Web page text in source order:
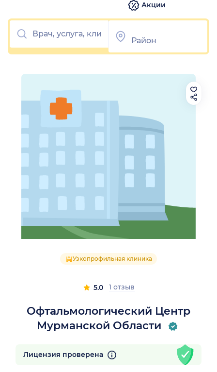
Акции
Офтальмологический Центр
Мурманской Области
Узкопрофильная клиника
5.0 1 отзыв
Лицензия проверена